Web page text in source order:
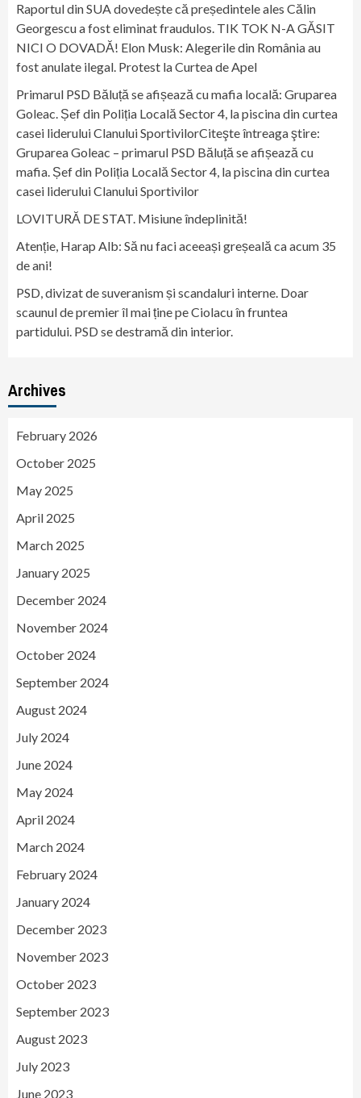
Raportul din SUA dovedește că președintele ales Călin
Georgescu a fost eliminat fraudulos. TIK TOK N-A GĂSIT
NICI O DOVADĂ! Elon Musk: Alegerile din România au
fost anulate ilegal. Protest la Curtea de Apel
Primarul PSD Băluță se afișează cu mafia locală: Gruparea
Goleac. Șef din Poliția Locală Sector 4, la piscina din curtea
casei liderului Clanului SportivilorCiteşte întreaga ştire:
Gruparea Goleac – primarul PSD Băluță se afișează cu
mafia. Șef din Poliția Locală Sector 4, la piscina din curtea
casei liderului Clanului Sportivilor
LOVITURĂ DE STAT. Misiune îndeplinită!
Atenție, Harap Alb: Să nu faci aceeași greșeală ca acum 35
de ani!
PSD, divizat de suveranism și scandaluri interne. Doar
scaunul de premier îl mai ține pe Ciolacu în fruntea
partidului. PSD se destramă din interior.
Archives
February 2026
October 2025
May 2025
April 2025
March 2025
January 2025
December 2024
November 2024
October 2024
September 2024
August 2024
July 2024
June 2024
May 2024
April 2024
March 2024
February 2024
January 2024
December 2023
November 2023
October 2023
September 2023
August 2023
July 2023
June 2023